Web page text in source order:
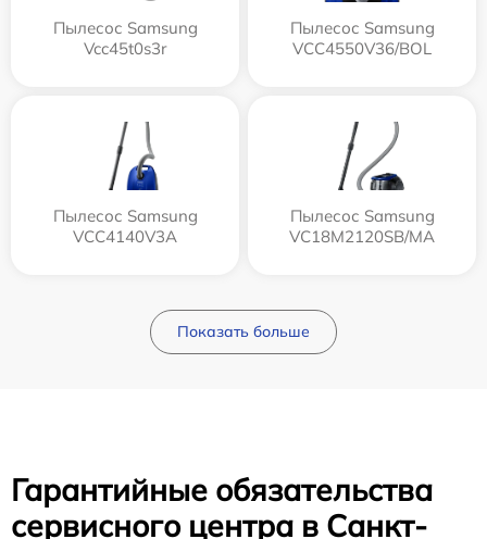
Пылесос Samsung
Vcc45t0s3r
Пылесос Samsung
VCC4550V36/BOL
Пылесос Samsung
VCC4140V3A
Пылесос Samsung
VC18M2120SB/MA
Показать больше
Гарантийные обязательства
сервисного центра в Санкт-